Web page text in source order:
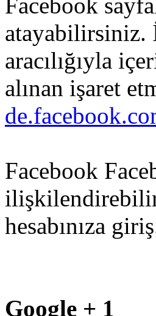
atayabilirsiniz.
aracılığıyla
alınan işaret
Facebook
hesabınıza giriş
Google + 1